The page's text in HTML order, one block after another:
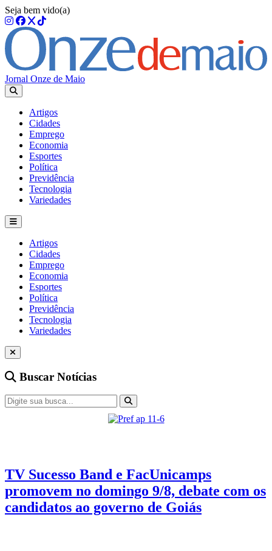
Seja bem vido(a)
Jornal Onze de Maio
Artigos
Cidades
Emprego
Economia
Esportes
Política
Previdência
Tecnologia
Variedades
Artigos
Cidades
Emprego
Economia
Esportes
Política
Previdência
Tecnologia
Variedades
Buscar Notícias
TV Sucesso Band e FacUnicamps
promovem no domingo 9/8, debate com os
candidatos ao governo de Goiás